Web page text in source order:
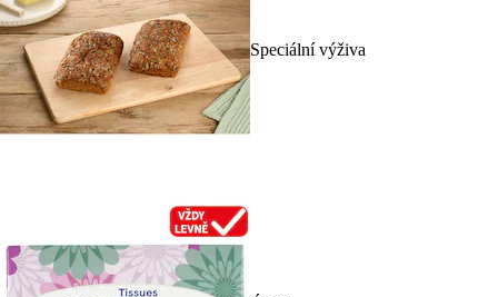
Speciální výživa